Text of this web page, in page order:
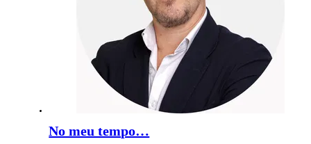
No meu tempo…